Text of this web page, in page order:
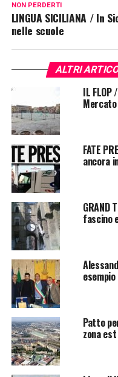
NON PERDERTI
LINGUA SICILIANA / In
nelle scuole
ALTRI
IL
FATE
ancora
GRAND
fascino
Patto
zona est